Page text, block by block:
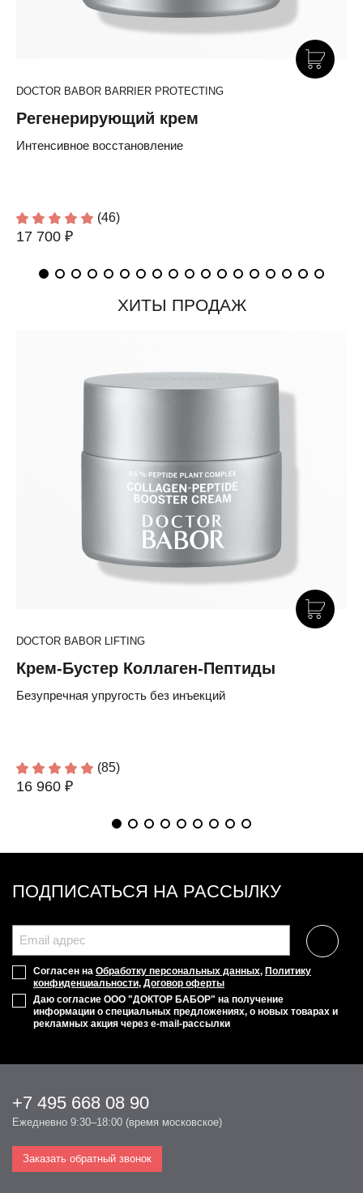
DOCTOR BABOR BARRIER PROTECTING
Регенерирующий крем
Интенсивное восстановление
(46)
17 700 ₽
ХИТЫ ПРОДАЖ
DOCTOR BABOR LIFTING
Крем-Бустер Коллаген-Пептиды
Безупречная упругость без инъекций
(85)
16 960 ₽
ПОДПИСАТЬСЯ НА РАССЫЛКУ
Согласен на Обработку персональных данных, Политику
конфиденциальности, Договор оферты
Даю согласие ООО "ДОКТОР БАБОР" на получение
информации о специальных предложениях, о новых товарах и
рекламных акция через e-mail-рассылки
+7 495 668 08 90
Ежедневно 9:30–18:00 (время московское)
Заказать обратный звонок